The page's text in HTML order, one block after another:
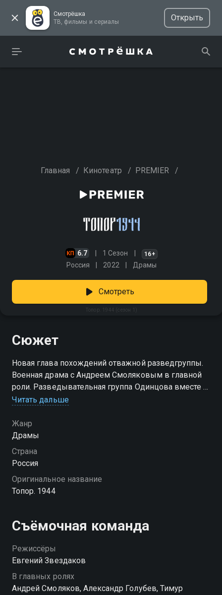
Смотрёшка
ТВ, фильмы и сериалы
Открыть
Главная / Кинотеатр / PREMIER /
6.7 1 Сезон 16+
Россия 2022 Драмы
Топор. 1944 (сезон 1)
Смотреть
Сюжет
Новая глава похождений отважной разведгруппы.
Военная драма с Андреем Смоляковым в главной
роли. Разведывательная группа Одинцова вместе с
Иваном Родиным берется за новое задание в тылу
через линию фронта таинственному молодому
мужчине Савичеву, о котором никто ничего не
знает. По следам команды тем временем идут
немцы, вынуждая разведчиков искать новые пути
известием о том, что в соседнем госпитале
нескольким детям грозит смертельная опасность.
можете совершенно бесплатно в хорошем HD
качестве на Смотрёшке
Читать дальше
Жанр
Драмы
Страна
Россия
Оригинальное название
Топор. 1944
Съёмочная команда
Режиссёры
Евгений Звездаков
В главных ролях
Андрей Смоляков, Александр Голубев, Тимур